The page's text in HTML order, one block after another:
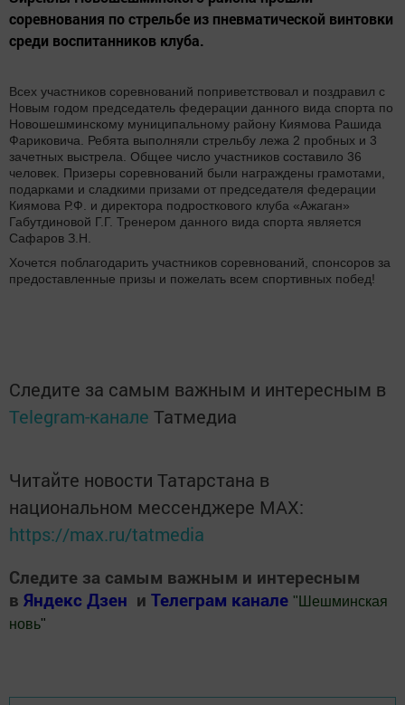
соревнования по стрельбе из пневматической винтовки
среди воспитанников клуба.
Всех участников соревнований поприветствовал и поздравил с
Новым годом председатель федерации данного вида спорта по
Новошешминскому муниципальному району Киямова Рашида
Фариковича. Ребята выполняли стрельбу лежа 2 пробных и 3
зачетных выстрела. Общее число участников составило 36
человек. Призеры соревнований были награждены грамотами,
подарками и сладкими призами от председателя федерации
Киямова Р.Ф. и директора подросткового клуба «Ажаган»
Габутдиновой Г.Г. Тренером данного вида спорта является
Сафаров З.Н.
Хочется поблагодарить участников соревнований, спонсоров за
предоставленные призы и пожелать всем спортивных побед!
Следите за самым важным и интересным в
Telegram-канале Татмедиа
Читайте новости Татарстана в
национальном мессенджере MАХ:
https://max.ru/tatmedia
Следите за самым важным и интересным
в Яндекс Дзен и Телеграм канале " Шешминская
новь"